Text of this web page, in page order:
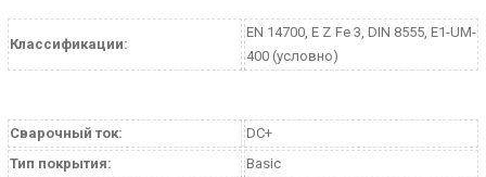
Классификации:
EN 14700, E Z Fe 3, DIN 8555, E1-UM-
400 (условно)
Сварочный ток:
DC+
Тип покрытия:
Basic